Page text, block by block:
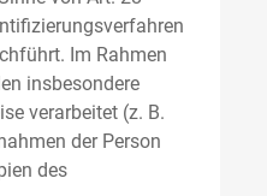
Im Rahmen
insbesondere
verarbeitet (z. B.
der Person
des